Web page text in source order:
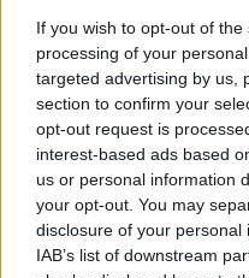
If you wish to opt-out of
processing of your
targeted advertising by us,
section to confirm your
opt-out request is
interest-based ads based
us or personal information
your opt-out. You may
disclosure of your
IAB’s list of downstream
intymne. Czy to przez
opuchnięte wejście do
AmeliaM2112
Forum:Infekcje
Dziwne kropki na